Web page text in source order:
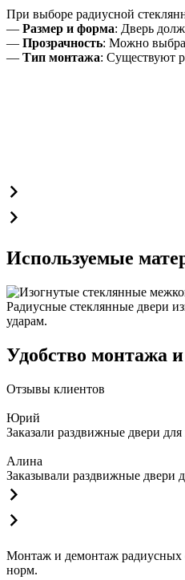
При выборе радиусной
— Размер и форма: Дверь
— Прозрачность: Можно
— Тип монтажа: Существуют
Используемые
Радиусные стеклянные двери
ударам.
Удобство монтажа
Отзывы клиентов
Юрий
Заказали раздвижные двери
Алина
Заказывали раздвижные двери
Монтаж и демонтаж радиусных
норм.